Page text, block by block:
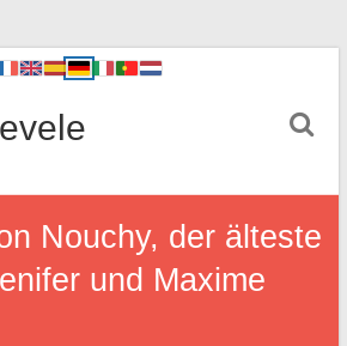
Nouchy, der älteste
und Maxime